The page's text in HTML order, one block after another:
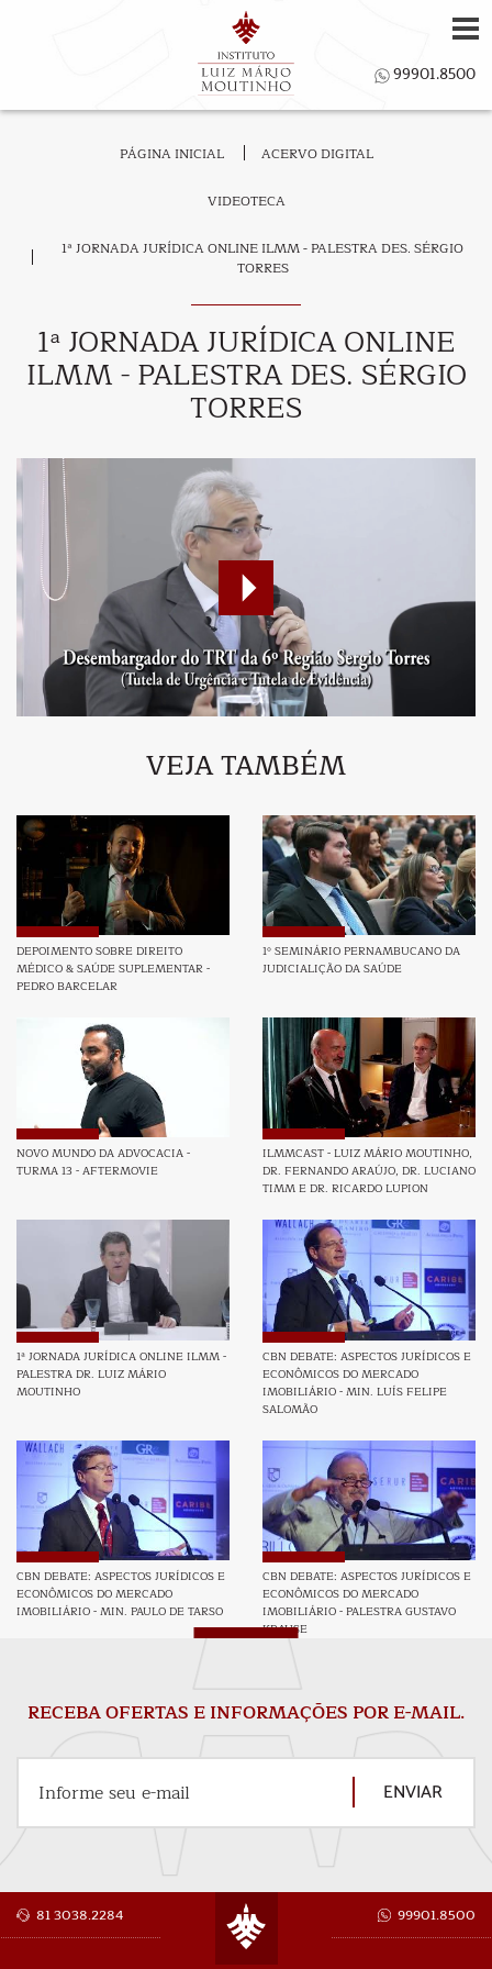
PÁGINA INICIAL ACERVO DIGITAL
VIDEOTECA
1ª JORNADA JURÍDICA ONLINE ILMM - PALESTRA DES. SÉRGIO
TORRES
1ª JORNADA JURÍDICA ONLINE
ILMM - PALESTRA DES. SÉRGIO
TORRES
VEJA TAMBÉM
DEPOIMENTO SOBRE DIREITO
MÉDICO & SAÚDE SUPLEMENTAR -
PEDRO BARCELAR
1º SEMINÁRIO PERNAMBUCANO DA
JUDICIALIÇÃO DA SAÚDE
NOVO MUNDO DA ADVOCACIA -
TURMA 13 - AFTERMOVIE
ILMMCAST - LUIZ MÁRIO MOUTINHO,
DR. FERNANDO ARAÚJO, DR. LUCIANO
TIMM E DR. RICARDO LUPION
1ª JORNADA JURÍDICA ONLINE ILMM -
PALESTRA DR. LUIZ MÁRIO
MOUTINHO
CBN DEBATE: ASPECTOS JURÍDICOS E
ECONÔMICOS DO MERCADO
IMOBILIÁRIO - MIN. LUÍS FELIPE
SALOMÃO
CBN DEBATE: ASPECTOS JURÍDICOS E
ECONÔMICOS DO MERCADO
IMOBILIÁRIO - MIN. PAULO DE TARSO
CBN DEBATE: ASPECTOS JURÍDICOS E
ECONÔMICOS DO MERCADO
IMOBILIÁRIO - PALESTRA GUSTAVO
KRAUSE
RECEBA OFERTAS E INFORMAÇÕES POR E-MAIL.
Informe seu e-mail ENVIAR
81 3038.2284 99901.8500